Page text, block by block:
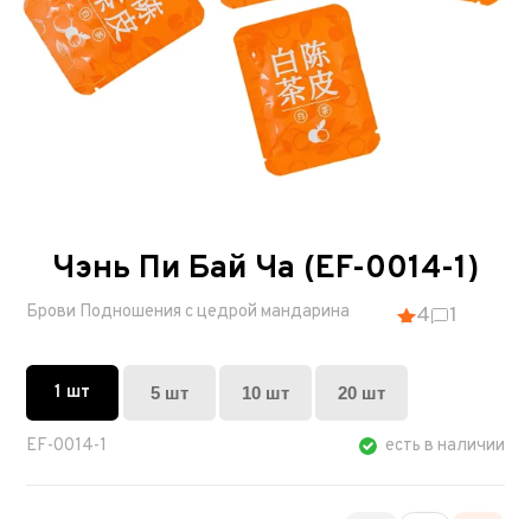
Чэнь Пи Бай Ча (EF-0014-1)
Брови Подношения с цедрой мандарина 4 1
1 шт 5 шт 10 шт 20 шт
EF-0014-1 есть в наличии